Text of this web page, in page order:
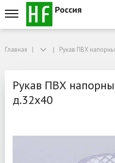
Россия
Рукав ПВХ напорный "Пищевой" д.32х40
Главная Рукав ПВХ
Рукав ПВХ
д.32х40